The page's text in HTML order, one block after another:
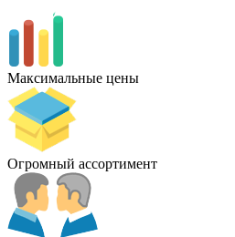
Максимальные цены
Огромный ассортимент